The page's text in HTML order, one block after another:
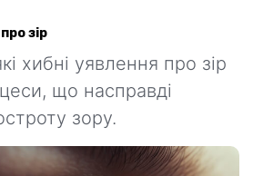
зір
хибні уявлення про зір
що насправді
зору.